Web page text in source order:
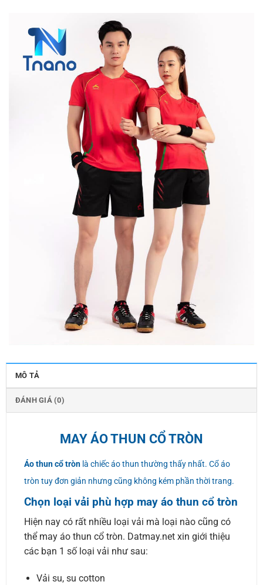
MÔ TẢ
ĐÁNH GIÁ (0)
MAY ÁO THUN CỔ TRÒN
Áo thun cổ trònlà chiếc áo thun thường thấy nhất. Cổ áo
tròn tuy đơn giản nhưng cũng không kém phần thời trang.
Chọn loại vải phù hợp may áo thun cổ tròn
Hiện nay có rất nhiều loại vải mà loại nào cũng có
thể may áo thun cổ tròn. Datmay.net xin giới thiệu
các bạn 1 số loại vải như sau:
Vải su, su cotton